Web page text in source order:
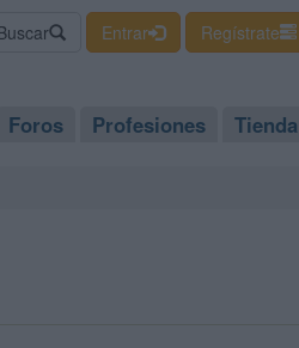
Entrar Regístrate
Foros Profesiones Tienda